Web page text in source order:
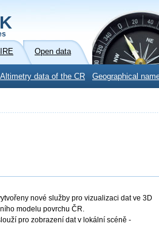
Open data
Altimetry data of the CR Geographical
nové služby pro vizualizaci dat ve 3D
modelu povrchu ČR.
pro zobrazení dat v lokální scéně -